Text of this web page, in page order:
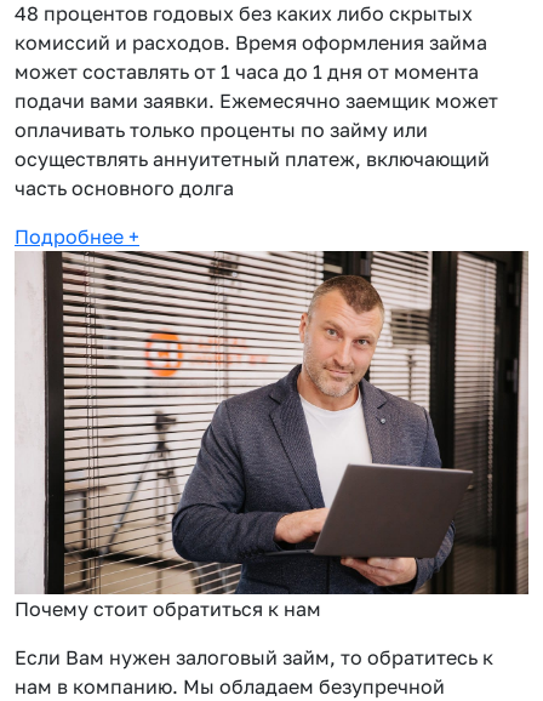
48 процентов годовых без каких либо скрытых
комиссий и расходов. Время оформления займа
может составлять от 1 часа до 1 дня от момента
подачи вами заявки. Ежемесячно заемщик может
оплачивать только проценты по займу или
осуществлять аннуитетный платеж, включающий
часть основного долга
Подробнее +
Почему стоит обратиться к нам
Если Вам нужен залоговый займ, то обратитесь к
нам в компанию. Мы обладаем безупречной